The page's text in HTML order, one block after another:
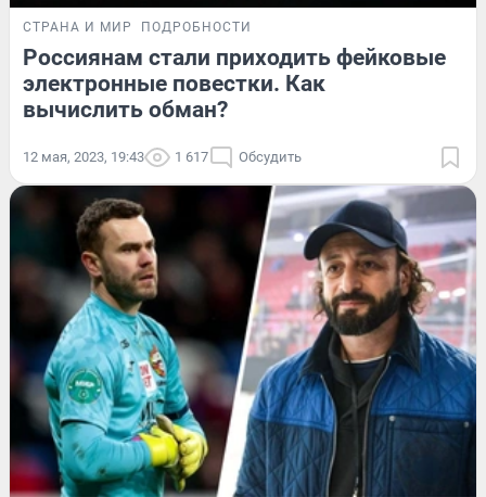
СТРАНА И МИР ПОДРОБНОСТИ
Россиянам стали приходить фейковые
электронные повестки. Как
вычислить обман?
12 мая, 2023, 19:43 1 617 Обсудить